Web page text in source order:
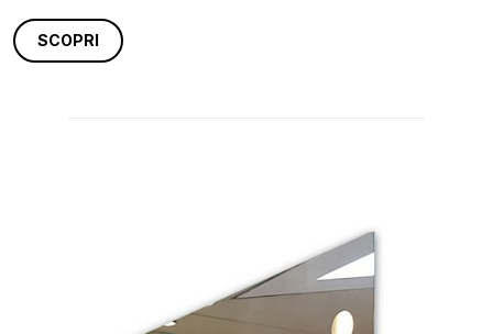
SCOPRI